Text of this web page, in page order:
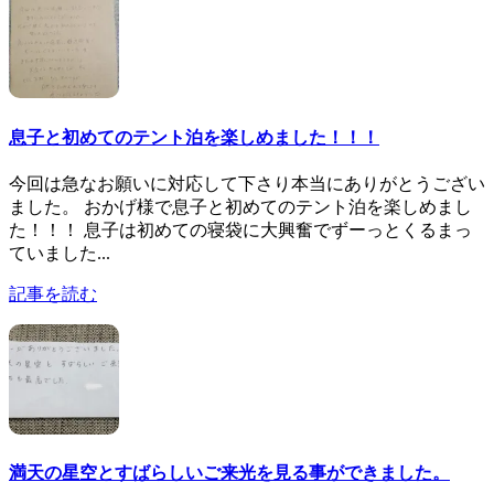
息子と初めてのテント泊を楽しめました！！！
今回は急なお願いに対応して下さり本当にありがとうござい
ました。 おかげ様で息子と初めてのテント泊を楽しめまし
た！！！ 息子は初めての寝袋に大興奮でずーっとくるまっ
ていました...
記事を読む
満天の星空とすばらしいご来光を見る事ができました。